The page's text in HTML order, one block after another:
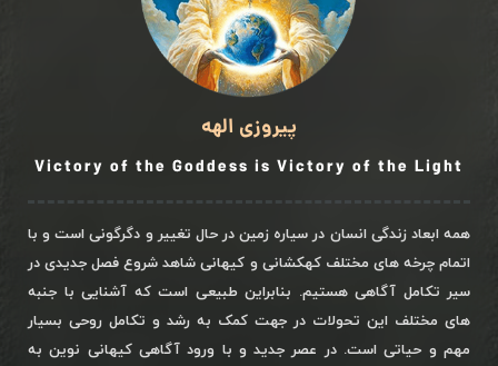
پیروزی الهه
Victory of the Goddess is Victory of the Light
همه ابعاد زندگی انسان در سیاره زمین در حال تغییر و دگرگونی است و با
اتمام چرخه های مختلف کهکشانی و کیهانی شاهد شروع فصل جدیدی در
سیر تکامل آگاهی هستیم. بنابراین طبیعی است که آشنایی با جنبه
های مختلف این تحولات در جهت کمک به رشد و تکامل روحی بسیار
مهم و حیاتی است. در عصر جدید و با ورود آگاهی کیهانی نوین به